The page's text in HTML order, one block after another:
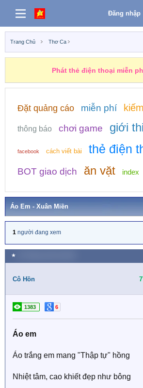
Đăng nhập
Trang Chủ Thơ Ca
Phát thẻ điện thoại miễn
Đặt quảng cáo miễn phí
thông báo chơi game giới
facebook cách viết bài thẻ điện
BOT giao dịch ăn vặt index
Áo Em - Xuân Miền
1 người đang xem
★
Cô Hồn
1383 6
Áo em
Áo trắng em mang "Thập tự" hồng
Nhiệt tâm, cao khiết đẹp như bông